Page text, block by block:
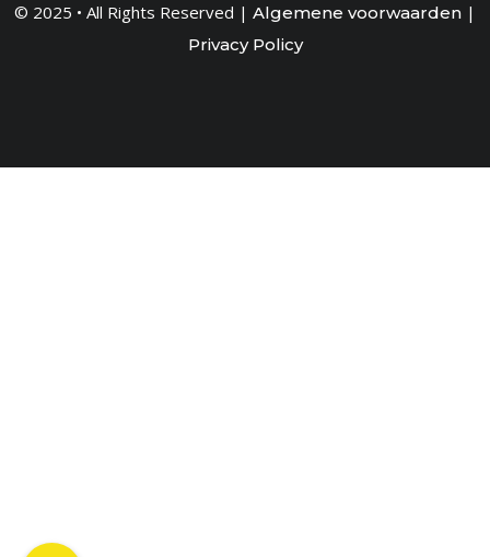
© 2025 • All Rights Reserved | Algemene voorwaarden |
Privacy Policy